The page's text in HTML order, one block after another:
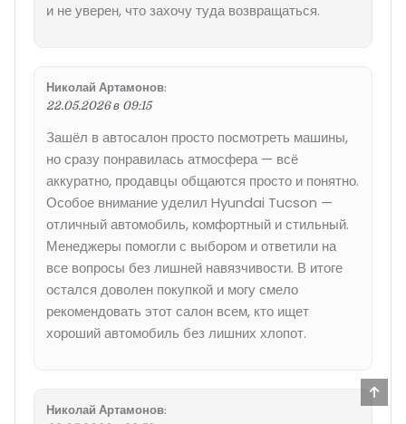
и не уверен, что захочу туда возвращаться.
Николай Артамонов:
22.05.2026 в 09:15
Зашёл в автосалон просто посмотреть машины,
но сразу понравилась атмосфера — всё
аккуратно, продавцы общаются просто и понятно.
Особое внимание уделил Hyundai Tucson —
отличный автомобиль, комфортный и стильный.
Менеджеры помогли с выбором и ответили на
все вопросы без лишней навязчивости. В итоге
остался доволен покупкой и могу смело
рекомендовать этот салон всем, кто ищет
хороший автомобиль без лишних хлопот.
Николай Артамонов: